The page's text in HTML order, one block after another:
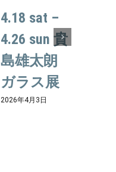
4.18 sat –
4.26 sun 貴
島雄太朗
ガラス展
2026年4月3日